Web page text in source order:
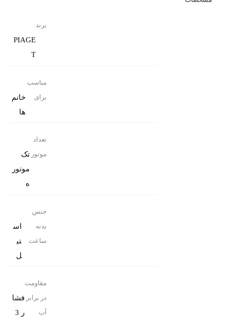
برند
PIAGE
T
مناسب
برای
خانم
ها
تعداد
موتور تک
موتور
ه
جنس
بدنه
ساعت
اس
تی
ل
مقاومت
در برابر
آب
فشا
ر 3